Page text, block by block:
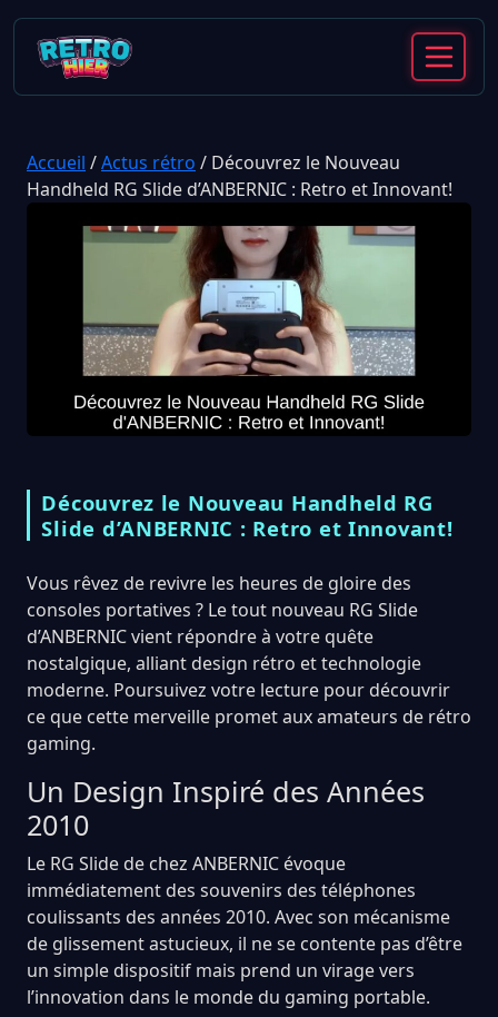
Accueil /Actus rétro / Découvrez le Nouveau
Handheld RG Slide d’ANBERNIC : Retro et Innovant!
Découvrez le Nouveau Handheld RG
Slide d’ANBERNIC : Retro et Innovant!
Vous rêvez de revivre les heures de gloire des
consoles portatives ? Le tout nouveau RG Slide
d’ANBERNIC vient répondre à votre quête
nostalgique, alliant design rétro et technologie
moderne. Poursuivez votre lecture pour découvrir
ce que cette merveille promet aux amateurs de rétro
gaming.
Un Design Inspiré des Années
2010
Le RG Slide de chez ANBERNIC évoque
immédiatement des souvenirs des téléphones
coulissants des années 2010. Avec son mécanisme
de glissement astucieux, il ne se contente pas d’être
un simple dispositif mais prend un virage vers
l’innovation dans le monde du gaming portable.